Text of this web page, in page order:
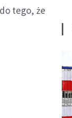
tego, że